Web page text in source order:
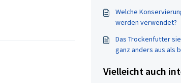
Welche
werden verwendet?
Das Trockenfutter
ganz anders aus als
Vielleicht auch